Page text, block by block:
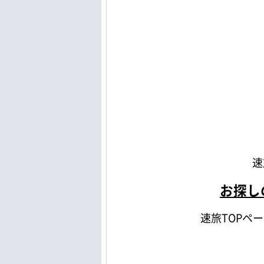
お探
速旅TOPペ